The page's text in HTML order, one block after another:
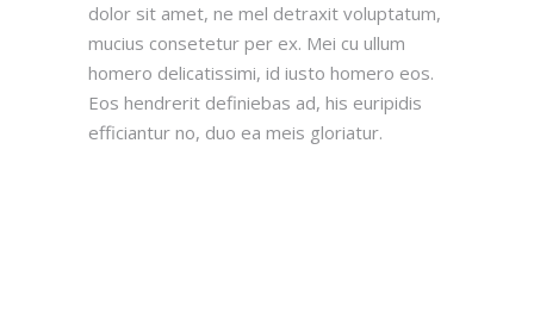
dolor sit amet, ne mel detraxit voluptatum,
mucius consetetur per ex. Mei cu ullum
homero delicatissimi, id iusto homero eos.
Eos hendrerit definiebas ad, his euripidis
efficiantur no, duo ea meis gloriatur.